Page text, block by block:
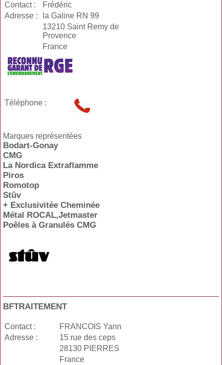
Contact :
Frédéric
Adresse :
la Galine RN 99
13210 Saint Remy de
Provence
France
Téléphone :
Marques représentées
Bodart-Gonay
CMG
La Nordica Extraflamme
Piros
Romotop
Stûv
+ Exclusivitée Cheminée
Métal ROCAL,Jetmaster
Poêles à Granulés CMG
BFTRAITEMENT
Contact :
FRANCOIS Yann
Adresse :
15 rue des ceps
28130 PIERRES
France